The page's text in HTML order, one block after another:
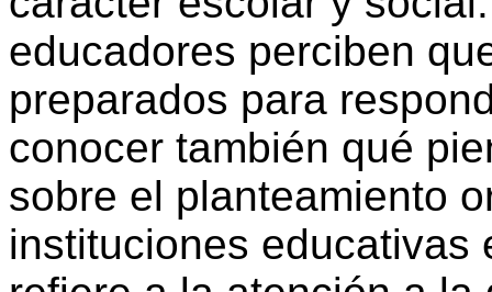
educadores perciben
preparados para
conocer también qué
sobre el planteamiento
instituciones educativas